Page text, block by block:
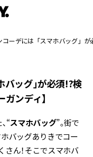
コーデには「スマホバッグ」
バッグ」が必須!?検
ンディ】
“スマホバッグ”。街で
バッグありきでコー
ん！そこでスマホバ